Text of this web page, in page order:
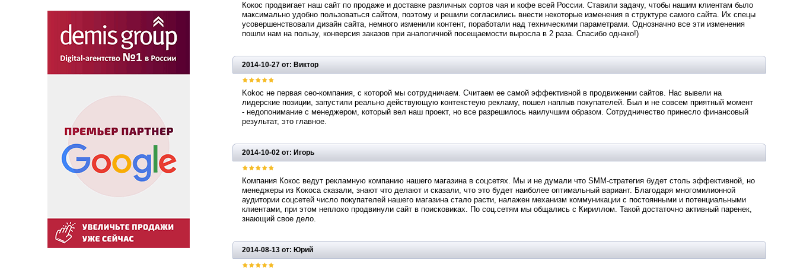
Кокос продвигает наш сайт по продаже и доставке различных сортов чая и кофе всей России. Ставили задачу, чтобы нашим клиентам было
максимально удобно пользоваться сайтом, поэтому и решили согласились внести некоторые изменения в структуре самого сайта. Их спецы
усовершенствовали дизайн сайта, немного изменили контент, поработали над техническими параметрами. Однозначно все эти изменения
пошли нам на пользу, конверсия заказов при аналогичной посещаемости выросла в 2 раза. Спасибо однако!)
2014-10-27 от: Виктор
Kоkос не первая сео-компания, с которой мы сотрудничаем. Считаем ее самой эффективной в продвижении сайтов. Нас вывели на
лидерские позиции, запустили реально действующую контекстеую рекламу, пошел наплыв покупателей. Был и не совсем приятный момент
- недопонимание с менеджером, который вел наш проект, но все разрешилось наилучшим образом. Сотрудничество принесло финансовый
результат, это главное.
2014-10-02 от: Игорь
Компания Кокос ведут рекламную компанию нашего магазина в соцсетях. Мы и не думали что SMM-стратегия будет столь эффективной, но
менеджеры из Кокоса сказали, знают что делают и сказали, что это будет наиболее оптимальный вариант. Благодаря многомилионной
аудитории соцсетей число покупателей нашего магазина стало расти, налажен механизм коммуникации с постоянными и потенциальными
клиентами, при этом неплохо продвинули сайт в поисковиках. По соц.сетям мы общались с Кириллом. Такой достаточно активный паренек,
знающий свое дело.
2014-08-13 от: Юрий